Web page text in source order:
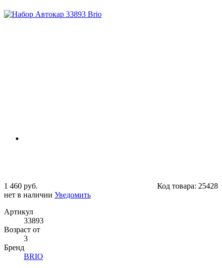
1 460 руб. Код товара: 25428
нет в наличии Уведомить
Артикул
33893
Возраст от
3
Бренд
BRIO